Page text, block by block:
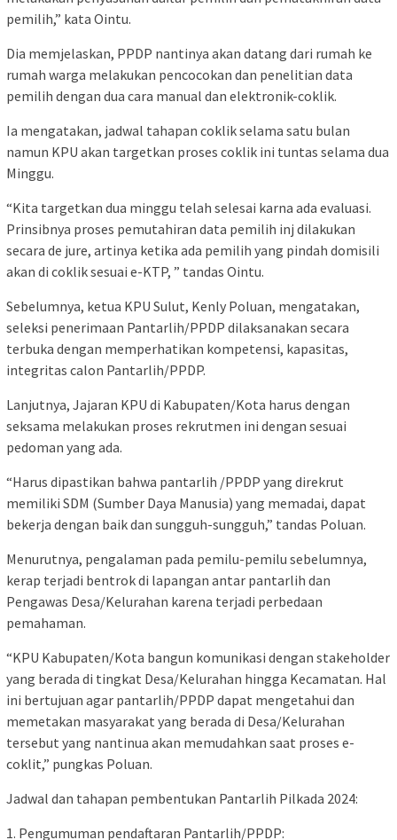
pemilih,” kata Ointu.
Dia memjelaskan, PPDP nantinya akan datang dari rumah ke
rumah warga melakukan pencocokan dan penelitian data
pemilih dengan dua cara manual dan elektronik-coklik.
Ia mengatakan, jadwal tahapan coklik selama satu bulan
namun KPU akan targetkan proses coklik ini tuntas selama dua
Minggu.
“Kita targetkan dua minggu telah selesai karna ada evaluasi.
Prinsibnya proses pemutahiran data pemilih inj dilakukan
secara de jure, artinya ketika ada pemilih yang pindah domisili
akan di coklik sesuai e-KTP, ” tandas Ointu.
Sebelumnya, ketua KPU Sulut, Kenly Poluan, mengatakan,
seleksi penerimaan Pantarlih/PPDP dilaksanakan secara
terbuka dengan memperhatikan kompetensi, kapasitas,
integritas calon Pantarlih/PPDP.
Lanjutnya, Jajaran KPU di Kabupaten/Kota harus dengan
seksama melakukan proses rekrutmen ini dengan sesuai
pedoman yang ada.
“Harus dipastikan bahwa pantarlih /PPDP yang direkrut
memiliki SDM (Sumber Daya Manusia) yang memadai, dapat
bekerja dengan baik dan sungguh-sungguh,” tandas Poluan.
Menurutnya, pengalaman pada pemilu-pemilu sebelumnya,
kerap terjadi bentrok di lapangan antar pantarlih dan
Pengawas Desa/Kelurahan karena terjadi perbedaan
pemahaman.
“KPU Kabupaten/Kota bangun komunikasi dengan stakeholder
yang berada di tingkat Desa/Kelurahan hingga Kecamatan. Hal
ini bertujuan agar pantarlih/PPDP dapat mengetahui dan
memetakan masyarakat yang berada di Desa/Kelurahan
tersebut yang nantinua akan memudahkan saat proses e-
coklit,” pungkas Poluan.
Jadwal dan tahapan pembentukan Pantarlih Pilkada 2024:
1. Pengumuman pendaftaran Pantarlih/PPDP: